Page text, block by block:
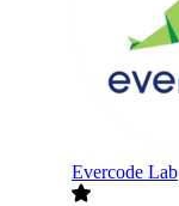
Evercode Lab